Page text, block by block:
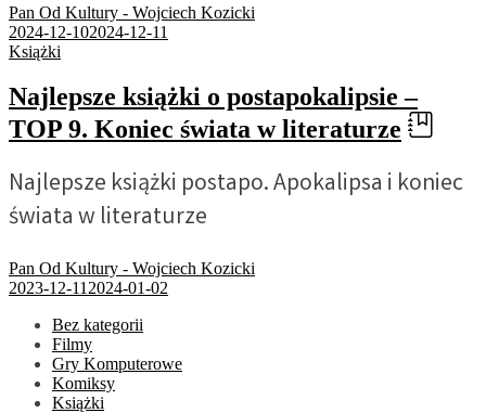
Pan Od Kultury - Wojciech Kozicki
2024-12-102024-12-11
Książki
Najlepsze książki o postapokalipsie –
TOP 9. Koniec świata w literaturze
Najlepsze książki postapo. Apokalipsa i koniec
świata w literaturze
Pan Od Kultury - Wojciech Kozicki
2023-12-112024-01-02
Bez kategorii
Filmy
Gry Komputerowe
Komiksy
Książki